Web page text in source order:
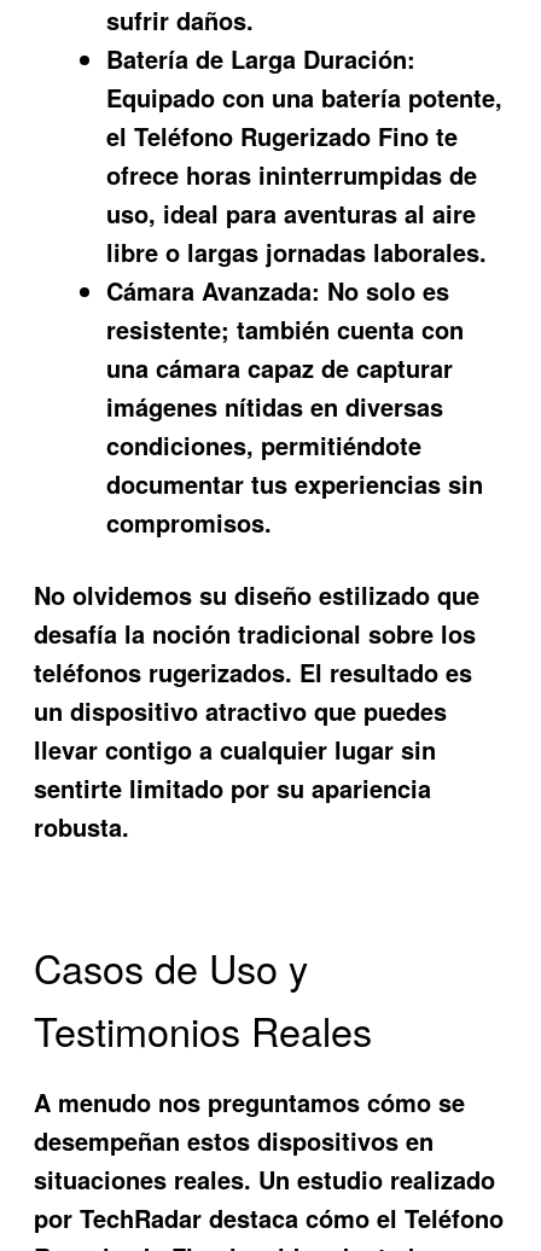
sufrir daños.
Batería de Larga Duración:
Equipado con una batería potente,
el Teléfono Rugerizado Fino te
ofrece horas ininterrumpidas de
uso, ideal para aventuras al aire
libre o largas jornadas laborales.
Cámara Avanzada: No solo es
resistente; también cuenta con
una cámara capaz de capturar
imágenes nítidas en diversas
condiciones, permitiéndote
documentar tus experiencias sin
compromisos.
No olvidemos su diseño estilizado que
desafía la noción tradicional sobre los
teléfonos rugerizados. El resultado es
un dispositivo atractivo que puedes
llevar contigo a cualquier lugar sin
sentirte limitado por su apariencia
robusta.
Casos de Uso y
Testimonios Reales
A menudo nos preguntamos cómo se
desempeñan estos dispositivos en
situaciones reales. Un estudio realizado
por TechRadar destaca cómo elTeléfono